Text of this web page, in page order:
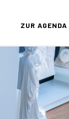
ZUR AGENDA